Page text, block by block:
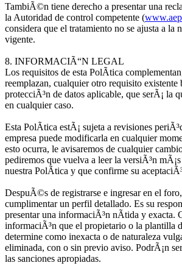
TambiÃ©n tiene derecho a presentar una
la Autoridad de control competente (
considera que el tratamiento no se ajusta a la
vigente.
8. INFORMACIÃ“N LEGAL
Los requisitos de esta PolÃ­tica
reemplazan, cualquier otro requisito existente
protecciÃ³n de datos aplicable, que serÃ¡ la
en cualquier caso.
Esta PolÃ­tica estÃ¡ sujeta a revisiones
empresa puede modificarla en cualquier
esto ocurra, le avisaremos de cualquier
pediremos que vuelva a leer la versiÃ³n
nuestra PolÃ­tica y que confirme su
DespuÃ©s de registrarse e ingresar en el
cumplimentar un perfil detallado. Es su
presentar una informaciÃ³n nÃ­tida y exacta.
informaciÃ³n que el propietario o la plantilla
determine como inexacta o de naturaleza
eliminada, con o sin previo aviso. PodrÃ¡n
las sanciones apropiadas.